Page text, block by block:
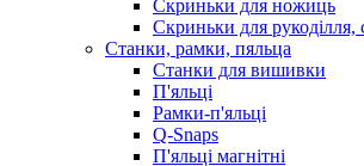
Скриньки для ножиць
Скриньки для рукоділля,
Станки, рамки, пяльца
Станки для вишивки
П'яльці
Рамки-п'яльці
Q-Snaps
П'яльці магнітні